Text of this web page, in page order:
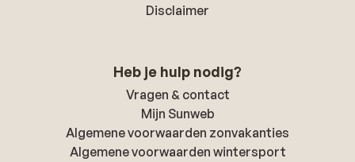
Disclaimer
Heb je hulp nodig?
Vragen & contact
Mijn Sunweb
Algemene voorwaarden zonvakanties
Algemene voorwaarden wintersport